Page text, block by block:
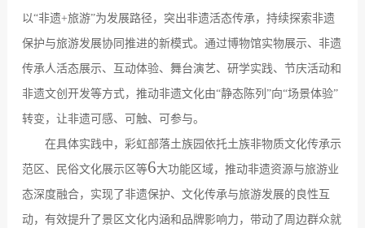
以“非遗+旅游”为发展路径，突出非遗活态传承，持续探索非遗
保护与旅游发展协同推进的新模式。通过博物馆实物展示、非遗
传承人活态展示、互动体验、舞台演艺、研学实践、节庆活动和
非遗文创开发等方式，推动非遗文化由“静态陈列 ”向“场景体验”
转变，让非遗可感、可触、可参与。
在具体实践中，彩虹部落土族园依托土族非物质文化传承示
范区、民俗文化展示区等6大功能区域，推动非遗资源与旅游业
态深度融合，实现了非遗保护、文化传承与旅游发展的良性互
动，有效提升了景区文化内涵和品牌影响力，带动了周边群众就